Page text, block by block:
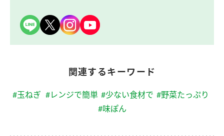
関連するキーワード
#玉ねぎ #レンジで簡単 #少ない食材で #野菜たっぷり
#味ぽん